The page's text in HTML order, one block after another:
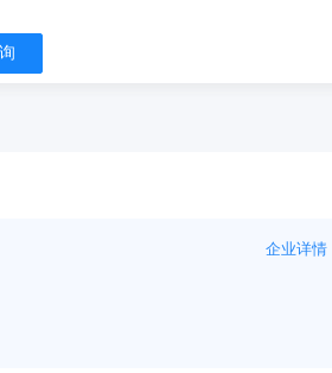
企业详情